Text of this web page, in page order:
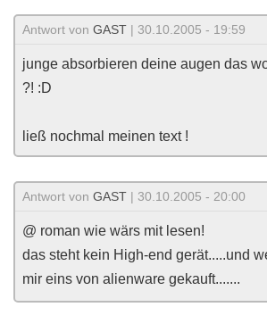
Antwort von GAST | 30.10.2005 - 19:59
junge absorbieren deine augen das
?! :D
ließ nochmal meinen text !
Antwort von GAST | 30.10.2005 - 20:00
@ roman wie wärs mit lesen!
das steht kein High-end gerät.....und
mir eins von alienware gekauft.......